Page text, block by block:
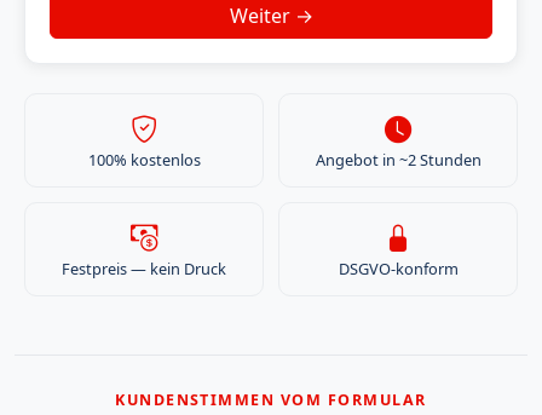
100% kostenlos Angebot in ~2 Stunden
Festpreis — kein Druck DSGVO-konform
KUNDENSTIMMEN VOM FORMULAR